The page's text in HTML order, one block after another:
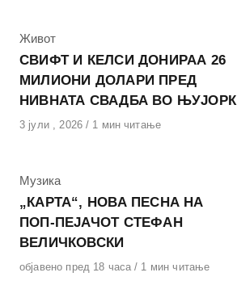
КАтегорија
Живот
СВИФТ И КЕЛСИ ДОНИРАА 26
МИЛИОНИ ДОЛАРИ ПРЕД
НИВНАТА СВАДБА ВО ЊУЈОРК
Објавено
3 јули , 2026 1 мин читање
КАтегорија
Музика
„КАРТА“, НОВА ПЕСНА НА
ПОП-ПЕЈАЧОТ СТЕФАН
ВЕЛИЧКОВСКИ
Објавено
објавено пред 18 часа 1 мин читање